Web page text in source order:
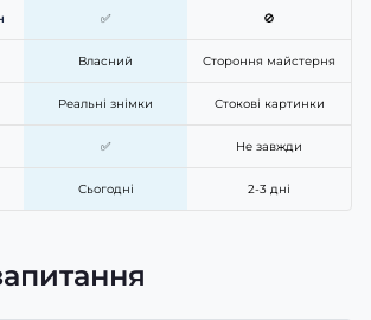
✅ 🚫
Власний Стороння майстерня
Реальні знімки Стокові картинки
✅ Не завжди
Сьогодні 2-3 дні